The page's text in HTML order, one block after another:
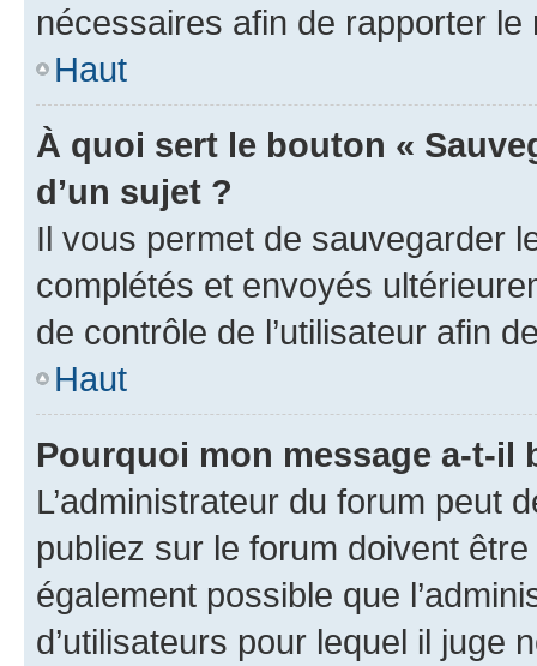
nécessaires afin de rapporter le
Haut
À quoi sert le bouton «
d’un sujet ?
Il vous permet de sauvegarder
complétés et envoyés
de contrôle de l’utilisateur afin
Haut
Pourquoi mon message a-t-il
L’administrateur du forum peut
publiez sur le forum doivent
également possible que
d’utilisateurs pour lequel il juge